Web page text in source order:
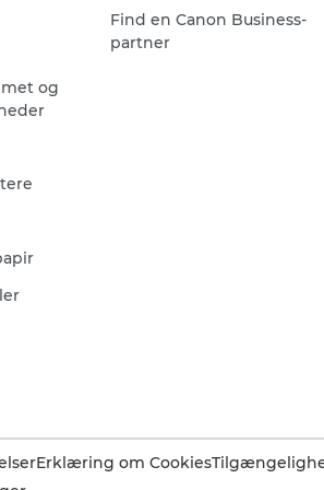
og
Find en Canon Business-
partner
Erklæring om Cookies